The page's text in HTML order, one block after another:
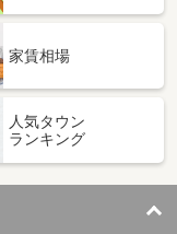
家賃相場
人気タウン
ランキング